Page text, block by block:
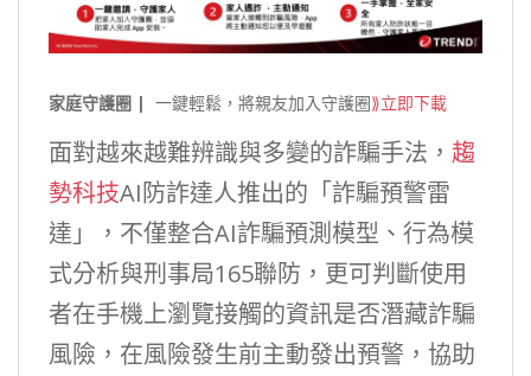
家庭守護圈 | 一鍵輕鬆，將親友加入守護圈⟫立即下載
面對越來越難辨識與多變的詐騙手法， 趨
勢科技AI防詐達人推出的「詐騙預警雷
達」，不僅整合AI詐騙預測模型、行為模
式分析與刑事局165聯防，更可判斷使用
者在手機上瀏覽接觸的資訊是否潛藏詐騙
風險，在風險發生前主動發出預警，協助